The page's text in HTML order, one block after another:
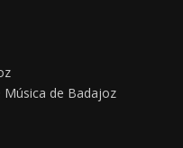
de Badajoz